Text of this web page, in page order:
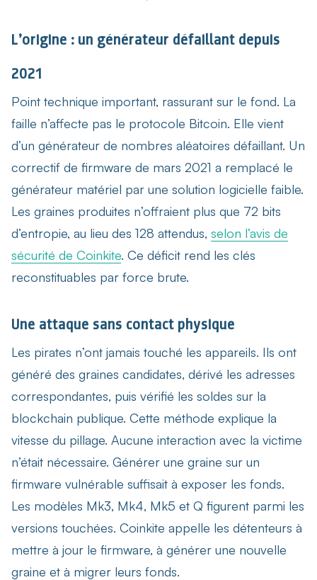
L’origine : un générateur défaillant depuis
2021
Point technique important, rassurant sur le fond. La
faille n’affecte pas le protocole Bitcoin. Elle vient
d’un générateur de nombres aléatoires défaillant. Un
correctif de firmware de mars 2021 a remplacé le
générateur matériel par une solution logicielle faible.
Les graines produites n’offraient plus que 72 bits
d’entropie, au lieu des 128 attendus, selon l’avis de
sécurité de Coinkite. Ce déficit rend les clés
reconstituables par force brute.
Une attaque sans contact physique
Les pirates n’ont jamais touché les appareils. Ils ont
généré des graines candidates, dérivé les adresses
correspondantes, puis vérifié les soldes sur la
blockchain publique. Cette méthode explique la
vitesse du pillage. Aucune interaction avec la victime
n’était nécessaire. Générer une graine sur un
firmware vulnérable suffisait à exposer les fonds.
Les modèles Mk3, Mk4, Mk5 et Q figurent parmi les
versions touchées. Coinkite appelle les détenteurs à
mettre à jour le firmware, à générer une nouvelle
graine et à migrer leurs fonds.